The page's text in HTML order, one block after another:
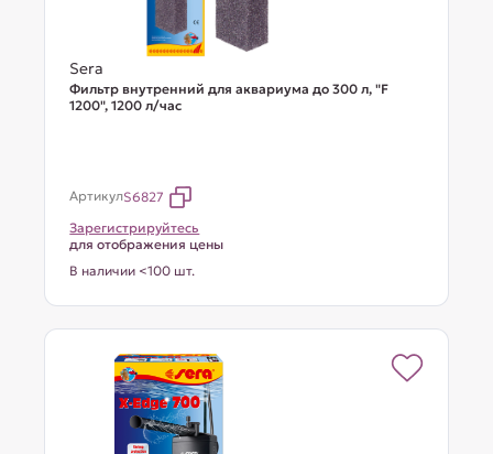
Sera
Фильтр внутренний для аквариума до 300 л, "F
1200", 1200 л/час
АртикулS6827
Зарегистрируйтесь
для отображения цены
В наличии <100 шт.